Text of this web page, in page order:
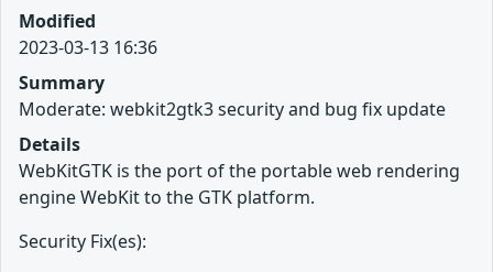
Modified
2023-03-13 16:36
Summary
Moderate: webkit2gtk3 security and bug fix update
Details
WebKitGTK is the port of the portable web rendering
engine WebKit to the GTK platform.
Security Fix(es):